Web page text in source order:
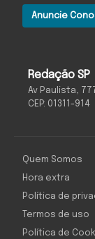
Redação SP
Av Paulista,
CEP: 01311-914
Anuncie
Quem Somos
Hora extra
Política de
Termos de uso
Política de